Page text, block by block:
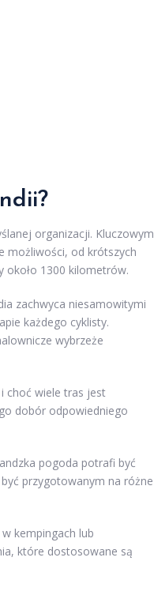
organizacji. Kluczowym
możliwości, od krótszych
około 1300 kilometrów.
zachwyca niesamowitymi
każdego cyklisty.
wybrzeże
i choć wiele tras jest
dobór odpowiedniego
pogoda potrafi być
przygotowanym na różne
kempingach lub
które dostosowane są